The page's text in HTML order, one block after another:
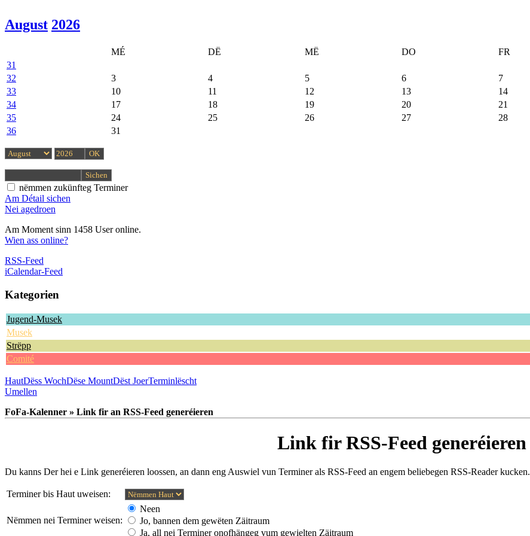
August 2026
MÉ DË MË DO FR
31
32
3 4 5 6 7
33
10 11 12 13 14
34
17 18 19 20 21
35
24 25 26 27 28
36
31
nëmmen zukünfteg Terminer
Am Détail sichen
Nei agedroen
Am Moment sinn 1458 User online.
Wien ass online?
RSS-Feed
iCalendar-Feed
Kategorien
Jugend-Musek
Musek
Strëpp
Comité
HautDëss WochDëse MountDëst JoerTerminlëscht
Umellen
FoFa-Kalenner » Link fir an RSS-Feed generéieren
Link fir RSS-Feed generéieren
Du kanns Der hei e Link generéieren loossen, an dann eng Auswiel vun Terminer als RSS-Feed an engem beliebegen RSS-Reader kucken.
Terminer bis Haut uweisen:
Nëmmen nei Terminer weisen:
Neen
Jo, bannen dem gewëten Zäitraum
Ja, all nei Terminer onofhängeg vum gewielten Zäitraum